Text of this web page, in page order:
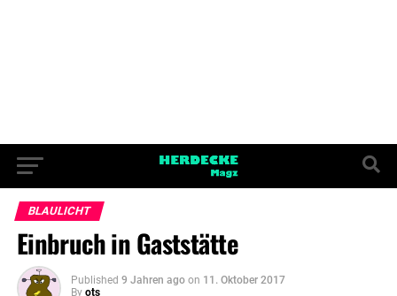
BLAULICHT
Einbruch in Gaststätte
Published 9 Jahren ago on 11. Oktober 2017
By ots